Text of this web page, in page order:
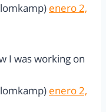
enero 2,
I was working on
enero 2,